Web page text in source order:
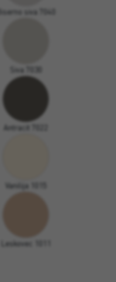
Biserno siva 7040
Siva 7030
Antracit 7022
Vanilija 1015
Leskovec 1011